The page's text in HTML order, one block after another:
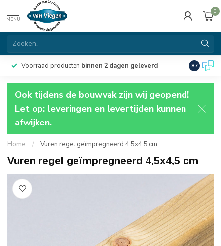
MENU
0
Voorraad producten binnen 2 dagen geleverd 8.7
Ook tijdens de bouwvak zijn wij geopend!
Let op: leveringen en levertijden kunnen
afwijken.
Home / Vuren regel geïmpregneerd 4,5x4,5 cm
Vuren regel geïmpregneerd 4,5x4,5 cm